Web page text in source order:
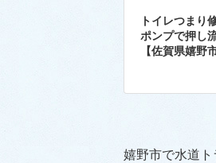
トイレつまり
ポンプで押し
【佐賀県嬉野
嬉野市で水道ト